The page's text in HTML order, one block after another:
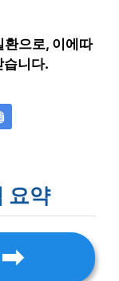
으로, 이에따
습니다.
요약